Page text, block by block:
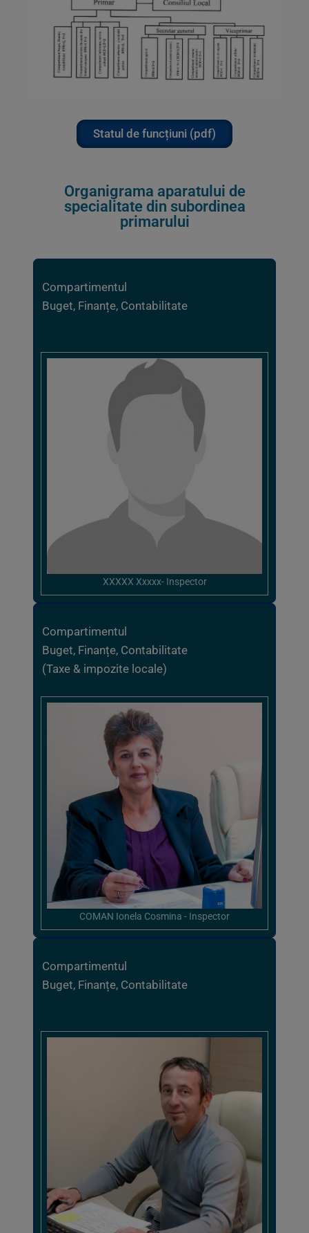
Statul de funcțiuni (pdf)
Organigrama aparatului de
specialitate din subordinea
primarului
Compartimentul
Buget, Finanțe, Contabilitate
XXXXX Xxxxx- Inspector
Compartimentul
Buget, Finanțe, Contabilitate
(Taxe & impozite locale)
COMAN Ionela Cosmina - Inspector
Compartimentul
Buget, Finanțe, Contabilitate